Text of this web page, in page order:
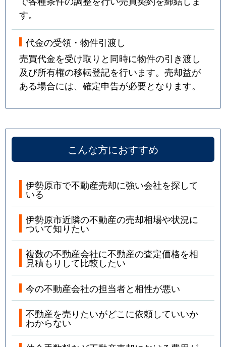
す。
代金の受領・物件引渡し
売買代金を受け取りと同時に物件の引き渡し
及び所有権の移転登記を行います。売却益が
ある場合には、確定申告が必要となります。
こんな方におすすめ
伊勢原市で不動産売却に強い会社を探して
いる
伊勢原市近隣の不動産の売却相場や状況に
ついて知りたい
複数の不動産会社に不動産の査定価格を相
見積もりして比較したい
今の不動産会社の担当者と相性が悪い
不動産を売りたいがどこに依頼していいか
わからない